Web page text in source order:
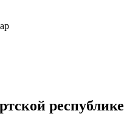
республике